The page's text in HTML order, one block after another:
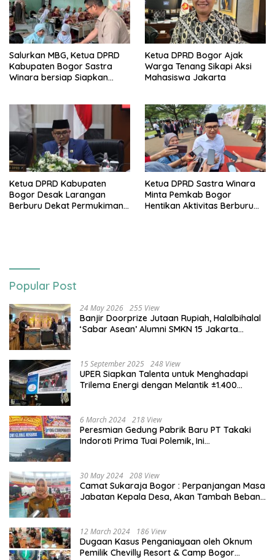
Salurkan MBG, Ketua DPRD
Kabupaten Bogor Sastra
Winara bersiap Siapkan
Ketua DPRD Bogor Ajak
Warga Tenang Sikapi Aksi
Mahasiswa Jakarta
Ketua DPRD Kabupaten
Bogor Desak Larangan
Berburu Dekat Permukiman
Ketua DPRD Sastra Winara
Minta Pemkab Bogor
Hentikan Aktivitas Berburu
Popular Post
24 May 2026 255 View
Banjir Doorprize Jutaan Rupiah, Halalbihalal
‘Sabar Asean’ Alumni SMKN 15 Jakarta
15 September 2025 248 View
UPER Siapkan Talenta untuk Menghadapi
Trilema Energi dengan Melantik ±1.400
6 March 2024 218 View
Peresmian Gedung Pabrik Baru PT Takaki
Indoroti Prima Tuai Polemik, Ini
30 May 2024 208 View
Camat Sukaraja Bogor : Perpanjangan Masa
Jabatan Kepala Desa, Akan Tambah Beban
12 March 2024 186 View
Dugaan Kasus Penganiayaan oleh Oknum
Pemilik Chevilly Resort & Camp Bogor